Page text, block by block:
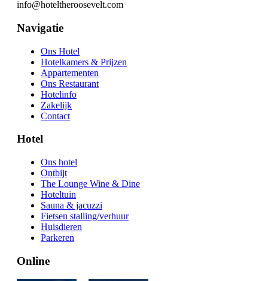
Navigatie
Ons Hotel
Hotelkamers & Prijzen
Appartementen
Ons Restaurant
Hotelinfo
Zakelijk
Contact
Hotel
Ons hotel
Ontbijt
The Lounge Wine & Dine
Hoteltuin
Sauna & jacuzzi
Fietsen stalling/verhuur
Huisdieren
Parkeren
Online